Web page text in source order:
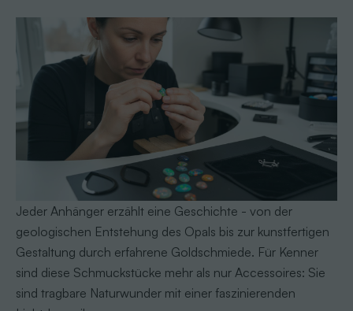
Jeder Anhänger erzählt eine Geschichte - von der
geologischen Entstehung des Opals bis zur kunstfertigen
Gestaltung durch erfahrene Goldschmiede. Für Kenner
sind diese Schmuckstücke mehr als nur Accessoires: Sie
sind tragbare Naturwunder mit einer faszinierenden